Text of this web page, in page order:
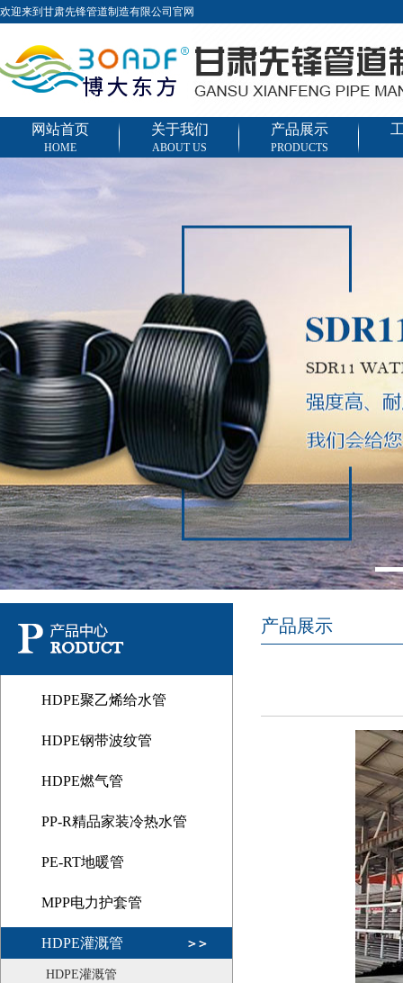
欢迎来到甘肃先锋管道制造有限公司官网
网站首页
HOME
关于我们
ABOUT US
产品展示
PRODUCTS
HDPE聚乙烯给水管
HDPE钢带波纹管
HDPE燃气管
PP-R精品家装冷热水管
PE-RT地暖管
MPP电力护套管
HDPE灌溉管
HDPE灌溉管
产品展示